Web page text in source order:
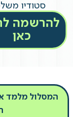
סטודיו
להרשמה
כאן
המסלול מלמד